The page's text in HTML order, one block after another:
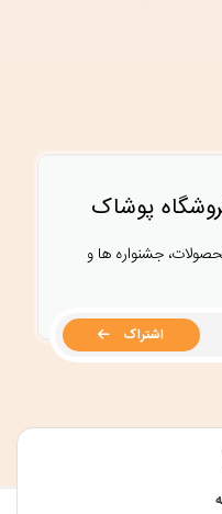
پوشاک
جشنواره ها و
اشتراک